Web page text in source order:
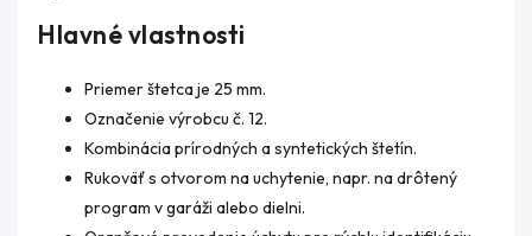
Hlavné vlastnosti
Priemer štetca je 25 mm.
Označenie výrobcu č. 12.
Kombinácia prírodných a syntetických štetín.
Rukoväť s otvorom na uchytenie, napr. na drôtený
program v garáži alebo dielni.